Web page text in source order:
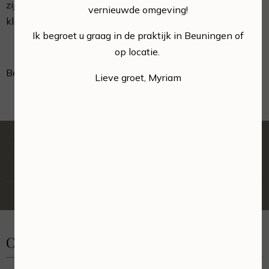
zijn van misbruik, neem dan contact op met onze
klantenservice of via myriam@emwee-beautycare.nl
Beuningen, 04-05-2018
Huidverbetering en huidverzorging
Contact en locatie
vernieuwde omgeving!
Ik begroet u graag in de praktijk in Beuningen of
op locatie.
Lieve groet, Myriam